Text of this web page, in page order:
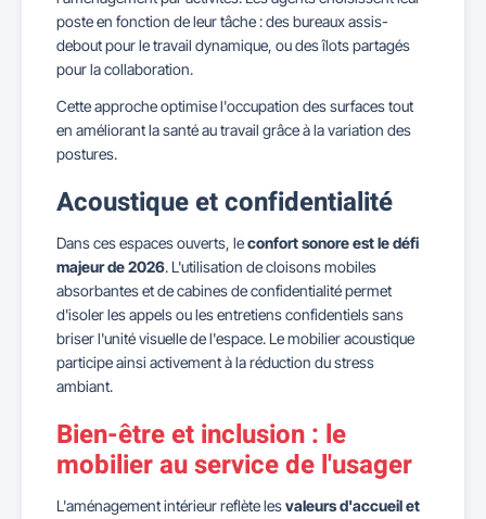
poste en fonction de leur tâche : des bureaux assis-
debout pour le travail dynamique, ou des îlots partagés
pour la collaboration.
Cette approche optimise l'occupation des surfaces tout
en améliorant la santé au travail grâce à la variation des
postures.
Acoustique et confidentialité
Dans ces espaces ouverts, leconfort sonore est le défi
majeur de 2026. L'utilisation de cloisons mobiles
absorbantes et de cabines de confidentialité permet
d'isoler les appels ou les entretiens confidentiels sans
briser l'unité visuelle de l'espace. Le mobilier acoustique
participe ainsi activement à la réduction du stress
ambiant.
Bien-être et inclusion : le
mobilier au service de l'usager
L'aménagement intérieur reflète lesvaleurs d'accueil et